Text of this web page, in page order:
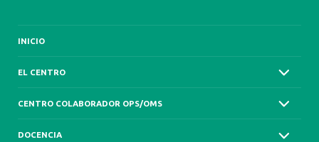
INICIO
EL CENTRO
CENTRO COLABORADOR OPS/OMS
DOCENCIA